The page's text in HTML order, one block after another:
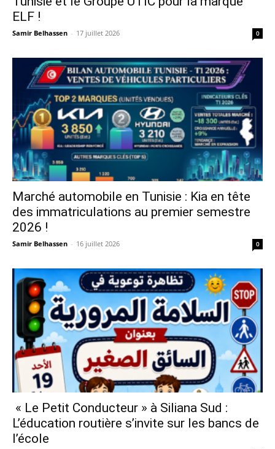
ELF !
Samir Belhassen - 17 juillet 2026 0
Marché automobile en Tunisie : Kia en tête
des immatriculations au premier semestre
2026 !
Samir Belhassen - 16 juillet 2026 0
« Le Petit Conducteur » à Siliana Sud :
L’éducation routière s’invite sur les bancs de
l’école